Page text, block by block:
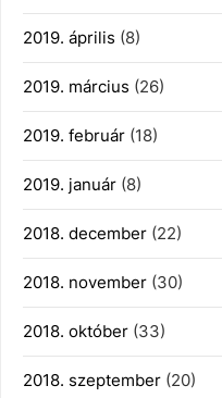
2019. április (8)
2019. március (26)
2019. február (18)
2019. január (8)
2018. december (22)
2018. november (30)
2018. október (33)
2018. szeptember (20)